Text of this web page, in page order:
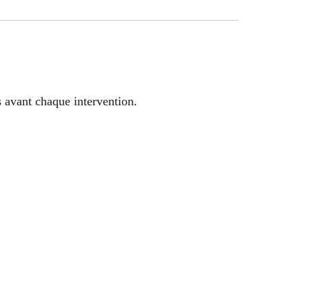
avant chaque intervention.